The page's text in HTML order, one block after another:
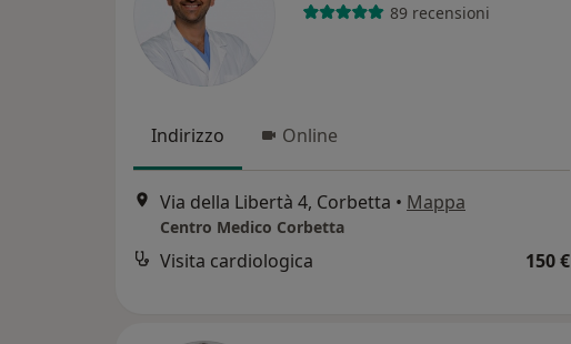
89 recensioni
Indirizzo Online
Via della Libertà 4, Corbetta • Mappa
Centro Medico Corbetta
Visita cardiologica 150 €